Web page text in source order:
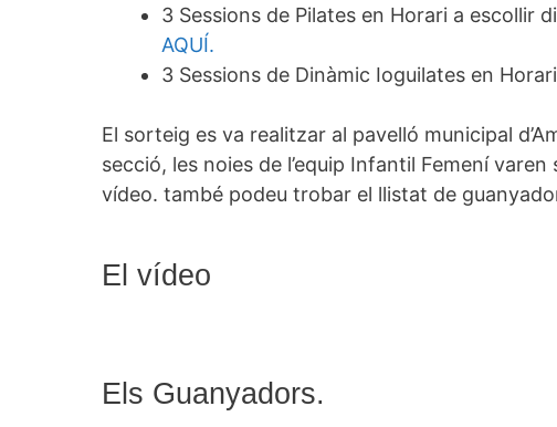
3 Sessions de Pilates en Horari a escollir
AQUÍ.
3 Sessions de Dinàmic Ioguilates en
El sorteig es va realitzar al pavelló municipal
secció, les noies de l’equip Infantil Femení
vídeo. també podeu trobar el llistat de
El vídeo
Els Guanyadors.